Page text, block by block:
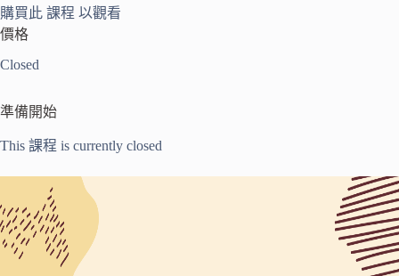
購買此 課程 以觀看
價格
Closed
準備開始
This 課程 is currently closed